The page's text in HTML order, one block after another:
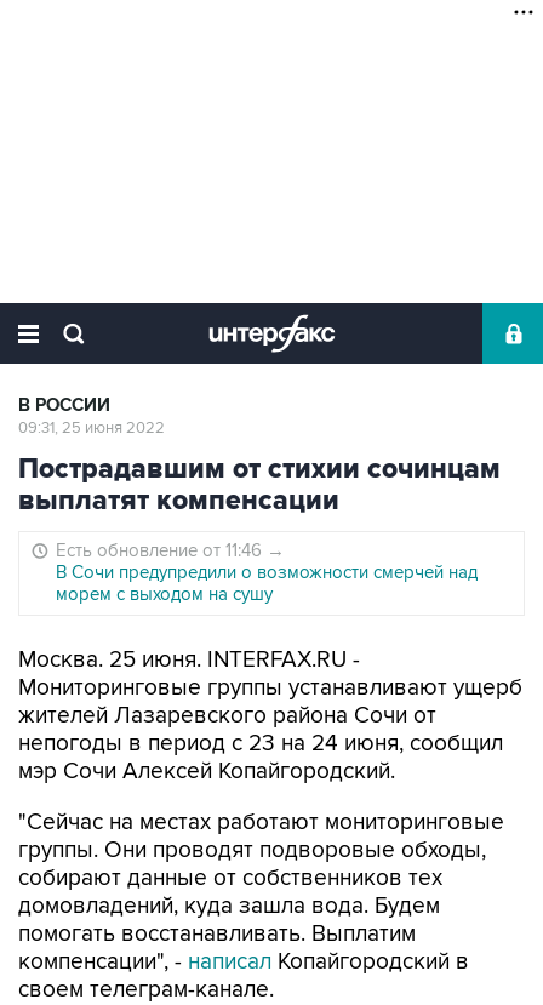
В РОССИИ
09:31, 25 июня 2022
Пострадавшим от стихии сочинцам
выплатят компенсации
Есть обновление от 11:46 →
В Сочи предупредили о возможности смерчей над
морем с выходом на сушу
Москва. 25 июня. INTERFAX.RU -
Мониторинговые группы устанавливают ущерб
жителей Лазаревского района Сочи от
непогоды в период с 23 на 24 июня, сообщил
мэр Сочи Алексей Копайгородский.
"Сейчас на местах работают мониторинговые
группы. Они проводят подворовые обходы,
собирают данные от собственников тех
домовладений, куда зашла вода. Будем
помогать восстанавливать. Выплатим
компенсации", - написал Копайгородский в
своем телеграм-канале.